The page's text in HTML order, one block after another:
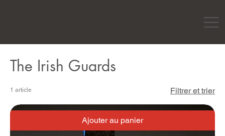
The Irish Guards
1 article Filtrer et trier
Ajouter au panier